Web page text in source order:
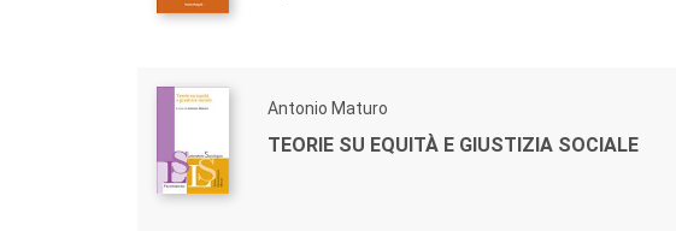
Antonio Maturo
TEORIE SU EQUITÀ E GIUSTIZIA SOCIALE